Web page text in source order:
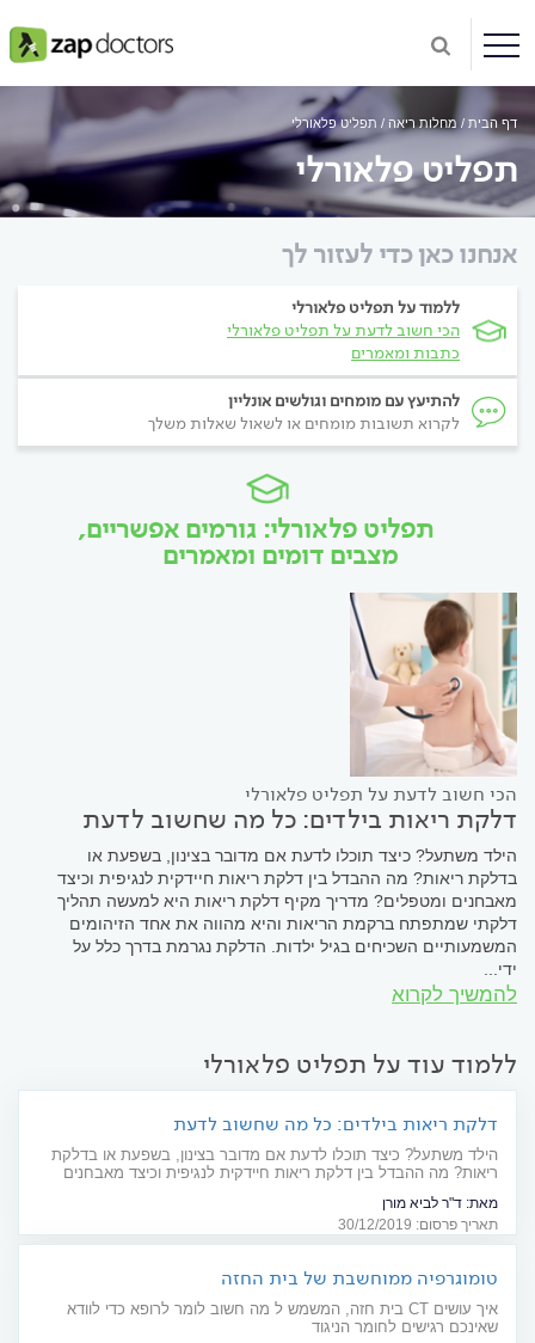
דף הבית מחלות ריאה תפליט פלאורלי
תפליט פלאורלי
אנחנו כאן כדי לעזור לך
ללמוד על תפליט פלאורלי
הכי חשוב לדעת על תפליט פלאורלי
כתבות ומאמרים
להתיעץ עם מומחים וגולשים אונליין
לקרוא תשובות מומחים או לשאול שאלות משלך
תפליט פלאורלי: גורמים אפשריים,
מצבים דומים ומאמרים
הכי חשוב לדעת על תפליט פלאורלי
דלקת ריאות בילדים: כל מה שחשוב לדעת
הילד משתעל? כיצד תוכלו לדעת אם מדובר בצינון, בשפעת או
בדלקת ריאות? מה ההבדל בין דלקת ריאות חיידקית לנגיפית וכיצד
מאבחנים ומטפלים? מדריך מקיף דלקת ריאות היא למעשה תהליך
דלקתי שמתפתח ברקמת הריאות והיא מהווה את אחד הזיהומים
המשמעותיים השכיחים בגיל ילדות. הדלקת נגרמת בדרך כלל על
ידי...
להמשיך לקרוא
ללמוד עוד על תפליט פלאורלי
דלקת ריאות בילדים: כל מה שחשוב לדעת
הילד משתעל? כיצד תוכלו לדעת אם מדובר בצינון, בשפעת או בדלקת
ריאות? מה ההבדל בין דלקת ריאות חיידקית לנגיפית וכיצד מאבחנים
מאת: ד"ר לביא מורן
תאריך פרסום: 30/12/2019
טומוגרפיה ממוחשבת של בית החזה
איך עושים CT בית חזה, המשמש ל מה חשוב לומר לרופא כדי לוודא
שאינכם רגישים לחומר הניגוד